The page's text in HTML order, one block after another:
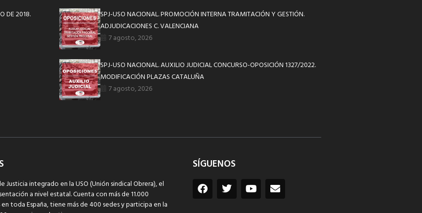
DE 2018.
SPJ-USO NACIONAL. PROMOCIÓN INTERNA TRAMITACIÓN Y GESTIÓN.
ADJUDICACIONES C. VALENCIANA
7 agosto, 2026
SPJ-USO NACIONAL. AUXILIO JUDICIAL CONCURSO-OPOSICIÓN 1327/2022.
MODIFICACIÓN PLAZAS CATALUÑA
7 agosto, 2026
Justicia integrado en la USO (Unión sindical Obrera), el
a nivel estatal. Cuenta con más de 11.000
toda España, tiene más de 400 sedes y participa en la
SÍGUENOS